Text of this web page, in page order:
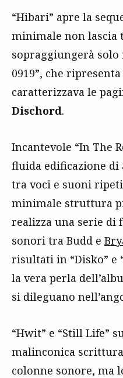
“Hibari” apre la
minimale non lascia
sopraggiungerà solo
0919”, che
caratterizzava le
Dischord.
Incantevole “In The
fluida edificazione
tra voci e suoni
minimale struttura
realizza una serie di
sonori tra Budd e
risultati in “Disko” e
la vera perla
si dileguano
“Hwit” e “Still Life”
malinconica
colonne sonore, ma